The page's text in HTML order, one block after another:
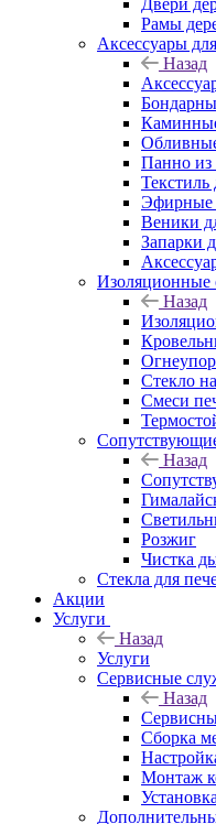
Двери
Рамы
Аксессуары
Назад
Панно из
Текстиль
Эфирные
Веники
Запарки
Изоляционные
Назад
Стекло
Смеси
Назад
Розжиг
Чистка
Стекла для
Акции
Услуги
Назад
Услуги
Сервисные
Назад
Сборка
Монтаж